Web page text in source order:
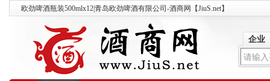
欧劲啤酒瓶装500mlx12|青岛欧劲啤酒有限公司-酒商网【JiuS.net】
企业